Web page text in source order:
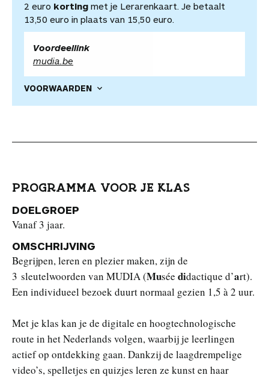
2 euro korting met je Lerarenkaart. Je betaalt
13,50 euro in plaats van 15,50 euro.
Voordeellink
mudia.be
VOORWAARDEN
PROGRAMMA VOOR JE KLAS
DOELGROEP
Vanaf 3 jaar.
OMSCHRIJVING
Begrijpen, leren en plezier maken, zijn de
3 sleutelwoorden van MUDIA (Musée didactique d’art).
Een individueel bezoek duurt normaal gezien 1,5 à 2 uur.
Met je klas kan je de digitale en hoogtechnologische
route in het Nederlands volgen, waarbij je leerlingen
actief op ontdekking gaan. Dankzij de laagdrempelige
video’s, spelletjes en quizjes leren ze kunst en haar